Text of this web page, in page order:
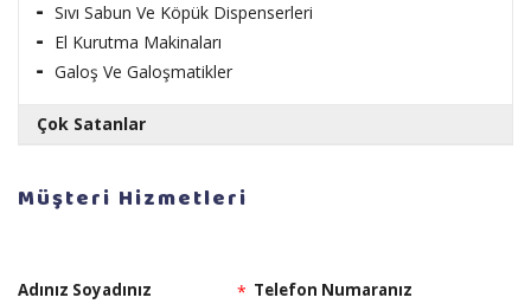
Sıvı Sabun Ve Köpük Dispenserleri
El Kurutma Makinaları
Galoş Ve Galoşmatikler
Çok Satanlar
Müşteri Hizmetleri
Adınız Soyadınız * Telefon Numaranız